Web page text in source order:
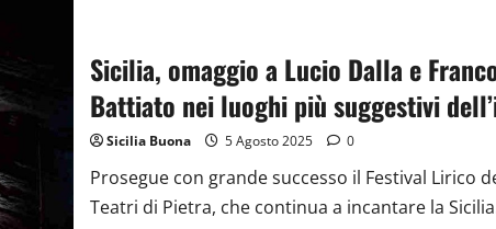
EMOZIONI
E
BELLEZZA
AL
FESTIVAL
LIRICO
DEI
TEATRI
DI
PIETRA
2025
Sicilia, omaggio a Lucio Dalla e
Battiato nei luoghi più suggestivi
Sicilia Buona 5 Agosto 2025 0
Prosegue con grande successo il Festival Lirico
Teatri di Pietra, che continua a incantare la